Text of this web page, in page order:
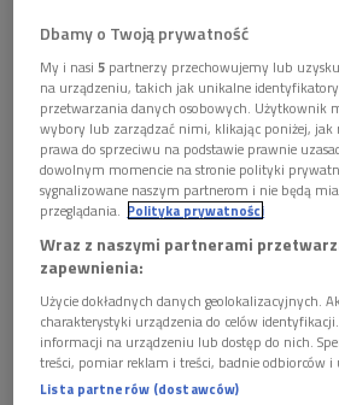
 49'15
Jak w średniowieczu
(Kryzys wieku średniego/
Dbamy o Twoją prywatność
My i nasi5 partnerzy przechowujemy lub
na urządzeniu, takich jak unikalne
przetwarzania danych osobowych. Użytkownik
wybory lub zarządzać nimi, klikając poniżej, jak
prawa do sprzeciwu na podstawie prawnie
dowolnym momencie na stronie polityki
sygnalizowane naszym partnerom i nie będą
przeglądania. Polityka prywatności
Wraz z naszymi partnerami
zapewnienia:
Użycie dokładnych danych geolokalizacyjnych.
charakterystyki urządzenia do celów
informacji na urządzeniu lub dostęp do nich.
treści, pomiar reklam i treści, badnie odbiorców i
Lista partnerów (dostawców)